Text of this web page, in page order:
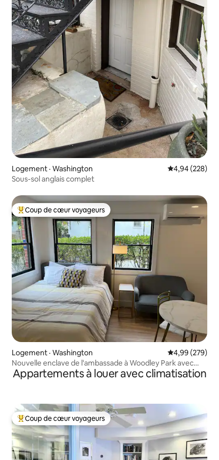
Logement · Washington Note
4,94 (228)
Sous-sol anglais complet
Coup de cœur voyageurs parmi les plus aimés
Coup de cœur voyageurs
Logement · Washington Note
4,99 (279)
Nouvelle enclave de l'ambassade à Woodley Park avec
parking
Appartements à louer avec climatisation
Coup de cœur voyageurs parmi les plus aimés
Coup de cœur voyageurs